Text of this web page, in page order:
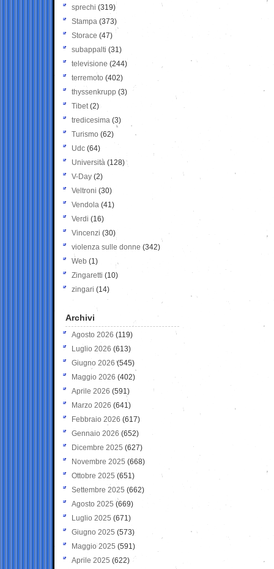
sprechi (319)
Stampa (373)
Storace (47)
subappalti (31)
televisione(244)
terremoto (402)
thyssenkrupp (3)
Tibet(2)
tredicesima (3)
Turismo (62)
Udc (64)
Università (128)
V-Day (2)
Veltroni (30)
Vendola (41)
Verdi (16)
Vincenzi (30)
violenza sulle donne (342)
Web (1)
Zingaretti (10)
zingari (14)
Archivi
Agosto 2026 (119)
Luglio 2026 (613)
Giugno 2026 (545)
Maggio 2026 (402)
Aprile 2026 (591)
Marzo 2026 (641)
Febbraio 2026 (617)
Gennaio 2026 (652)
Dicembre 2025 (627)
Novembre 2025 (668)
Ottobre 2025 (651)
Settembre 2025 (662)
Agosto 2025 (669)
Luglio 2025 (671)
Giugno 2025 (573)
Maggio 2025 (591)
Aprile 2025 (622)